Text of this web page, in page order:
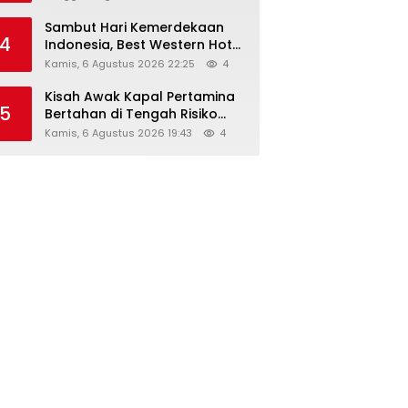
Sambut Hari Kemerdekaan
Indonesia, Best Western Hotel
Hadirkan The Freedom Stay
Kamis, 6 Agustus 2026 22:25 4
Kisah Awak Kapal Pertamina
Bertahan di Tengah Risiko
Pelayaran Selat Hormuz
Kamis, 6 Agustus 2026 19:43 4